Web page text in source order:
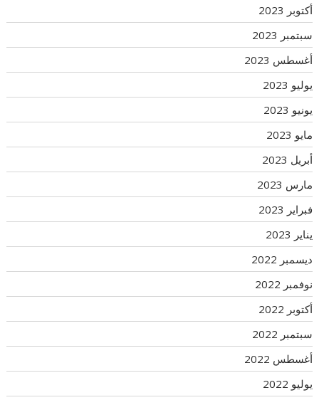
أكتوبر 2023
سبتمبر 2023
أغسطس 2023
يوليو 2023
يونيو 2023
مايو 2023
أبريل 2023
مارس 2023
فبراير 2023
يناير 2023
ديسمبر 2022
نوفمبر 2022
أكتوبر 2022
سبتمبر 2022
أغسطس 2022
يوليو 2022